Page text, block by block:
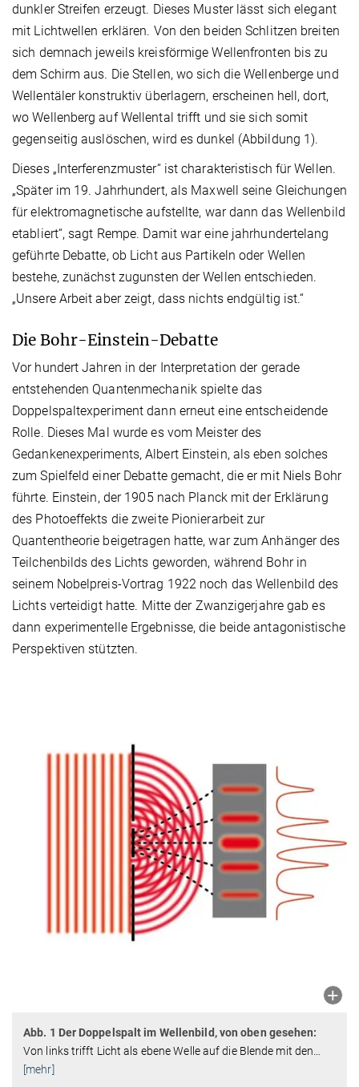
dunkler Streifen erzeugt. Dieses Muster lässt sich elegant
mit Lichtwellen erklären. Von den beiden Schlitzen breiten
sich demnach jeweils kreisförmige Wellenfronten bis zu
dem Schirm aus. Die Stellen, wo sich die Wellenberge und
Wellentäler konstruktiv überlagern, erscheinen hell, dort,
wo Wellenberg auf Wellental trifft und sie sich somit
gegenseitig auslöschen, wird es dunkel (Abbildung 1).
Dieses „Interferenzmuster“ ist charakteristisch für Wellen.
„Später im 19. Jahrhundert, als Maxwell seine Gleichungen
für elektromagnetische aufstellte, war dann das Wellenbild
etabliert“, sagt Rempe. Damit war eine jahrhundertelang
geführte Debatte, ob Licht aus Partikeln oder Wellen
bestehe, zunächst zugunsten der Wellen entschieden.
„Unsere Arbeit aber zeigt, dass nichts endgültig ist.“
Die Bohr-Einstein-Debatte
Vor hundert Jahren in der Interpretation der gerade
entstehenden Quantenmechanik spielte das
Doppelspaltexperiment dann erneut eine entscheidende
Rolle. Dieses Mal wurde es vom Meister des
Gedankenexperiments, Albert Einstein, als eben solches
zum Spielfeld einer Debatte gemacht, die er mit Niels Bohr
führte. Einstein, der 1905 nach Planck mit der Erklärung
des Photoeffekts die zweite Pionierarbeit zur
Quantentheorie beigetragen hatte, war zum Anhänger des
Teilchenbilds des Lichts geworden, während Bohr in
seinem Nobelpreis-Vortrag 1922 noch das Wellenbild des
Lichts verteidigt hatte. Mitte der Zwanzigerjahre gab es
dann experimentelle Ergebnisse, die beide antagonistische
Perspektiven stützten.
Abb. 1 Der Doppelspalt im Wellenbild, von oben gesehen:
Von links trifft Licht als ebene Welle auf die Blende mit den
[mehr]